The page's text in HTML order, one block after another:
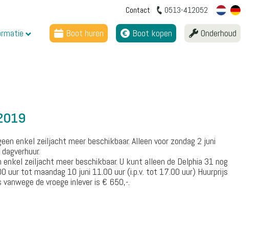
Contact 0513-412052
Boot huren Boot kopen Onderhoud
enkel zeiljacht meer beschikbaar. Alleen voor zondag 2 juni
zeiljacht meer beschikbaar. U kunt alleen de Delphia 31 nog
uur tot maandag 10 juni 11.00 uur (i.p.v. tot 17.00 uur) Huurprijs
de vroege inlever is € 650,-.